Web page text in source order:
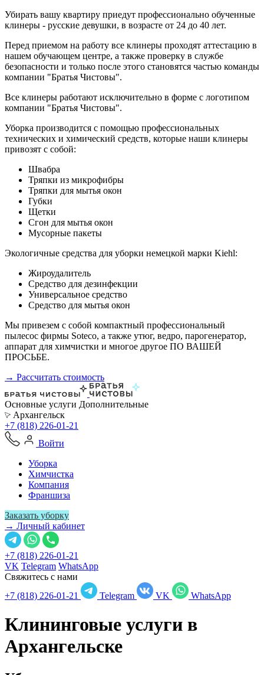
Убирать вашу квартиру приедут профессионально обученные
клинеры - русские девушки, в возрасте от 24 до 40 лет.
Перед приемом на работу все клинеры проходят аттестацию в
нашем обучающем центре, а также проверку в службе
безопасности и только после этого становятся частью команды
компании "Братья Чистовы".
Все клинеры работают исключительно в форме с логотипом
компании "Братья Чистовы".
Уборка производится с помощью профессиональных
технических и химический средств, которые наши клинеры
привозят с собой:
Швабра
Тряпки из микрофибры
Тряпки для мытья окон
Губки
Щетки
Сгон для мытья окон
Мусорные пакеты
Экологичные средства для уборки немецкой марки Kiehl:
Жироудалитель
Средство для дезинфекции
Универсальное средство
Средство для мытья окон
Мы привезем с собой компактный профессиональный
пылесос фирмы Soteco, а также утюг, ведро, парогенератор,
аппарат для химчистки и многое другое ПО ВАШЕЙ
ПРОСЬБЕ.
→ Рассчитать стоимость
Основные услуги Дополнительные
Архангельск
+7 (818) 226-01-21
Войти
Уборка
Химчистка
Компания
Франшиза
Заказать уборку
→ Личный кабинет
+7 (818) 226-01-21
VK Telegram WhatsApp
Свяжитесь с нами
+7 (818) 226-01-21
Telegram VK WhatsApp
Клининговые услуги в
Архангельске